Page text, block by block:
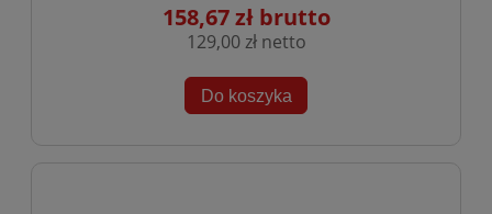
158,67 zł
129,00 zł
Do koszyka